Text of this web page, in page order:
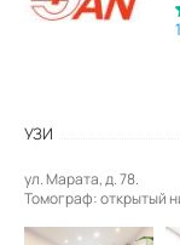
УЗИ
ул. Марата, д. 78.
Томограф: открытый